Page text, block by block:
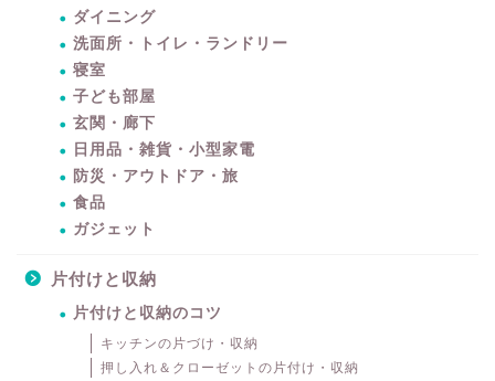
ダイニング
洗面所・トイレ・ランドリー
寝室
子ども部屋
玄関・廊下
日用品・雑貨・小型家電
防災・アウトドア・旅
食品
ガジェット
片付けと収納
片付けと収納のコツ
キッチンの片づけ・収納
押し入れ＆クローゼットの片付け・収納